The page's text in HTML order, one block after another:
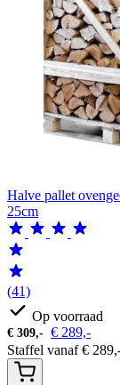
Halve pallet
25cm
(41)
Op voorraad
€ 309,- € 289,-
Staffel vanaf€